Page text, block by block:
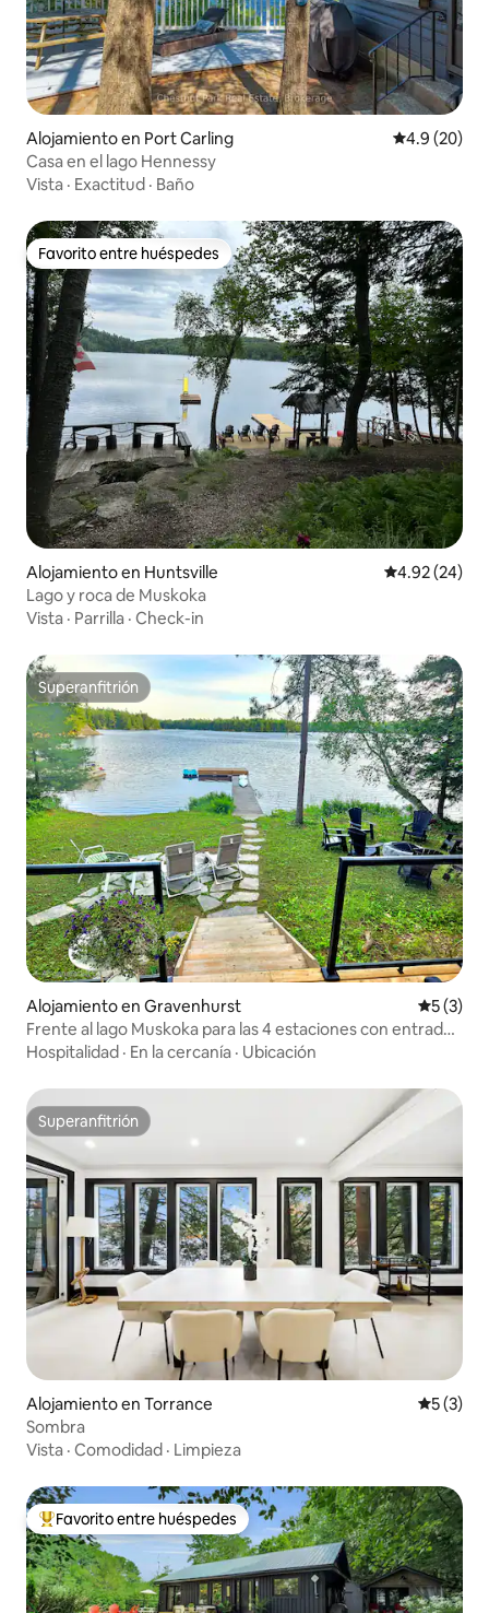
Alojamiento en Port Carling Calificación
4.9 (20)
Casa en el lago Hennessy
Vista · Exactitud · Baño
Favorito entre huéspedes
Favorito entre huéspedes
Alojamiento en Huntsville Calificación
4.92 (24)
Lago y roca de Muskoka
Vista · Parrilla · Check-in
Superanfitrión
Superanfitrión
Alojamiento en Gravenhurst
5 (3)
Frente al lago Muskoka para las 4 estaciones con entrada
de arena
Hospitalidad · En la cercanía · Ubicación
Superanfitrión
Superanfitrión
Alojamiento en Torrance
5 (3)
Sombra
Vista · Comodidad · Limpieza
Favorito entre huéspedes preferido
Favorito entre huéspedes